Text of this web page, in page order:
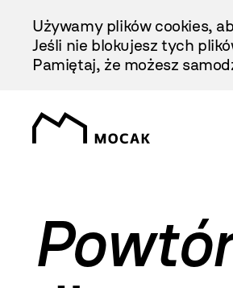
Treści
Używamy plików cookies,
Jeśli nie blokujesz tych
Pamiętaj, że możesz